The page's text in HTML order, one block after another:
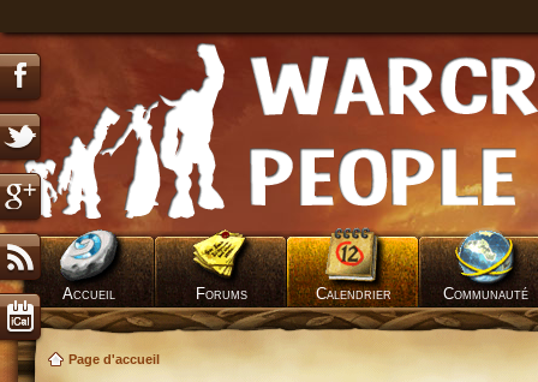
Accueil Forums Calendrier Communauté
Page d'accueil